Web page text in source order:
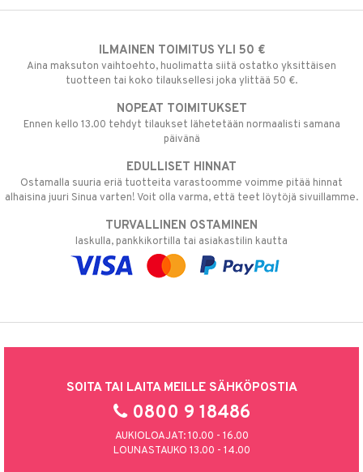
ILMAINEN TOIMITUS YLI 50 €
Aina maksuton vaihtoehto, huolimatta siitä ostatko yksittäisen
tuotteen tai koko tilauksellesi joka ylittää 50 €.
NOPEAT TOIMITUKSET
Ennen kello 13.00 tehdyt tilaukset lähetetään normaalisti samana
päivänä
EDULLISET HINNAT
Ostamalla suuria eriä tuotteita varastoomme voimme pitää hinnat
alhaisina juuri Sinua varten! Voit olla varma, että teet löytöjä sivuillamme.
TURVALLINEN OSTAMINEN
laskulla, pankkikortilla tai asiakastilin kautta
SOITA TAI LAITA MEILLE SÄHKÖPOSTIA
0800 9 18486
AUKIOLOAJAT: 10.00 - 16.00
LOUNASTAUKO 13.00 - 14.00